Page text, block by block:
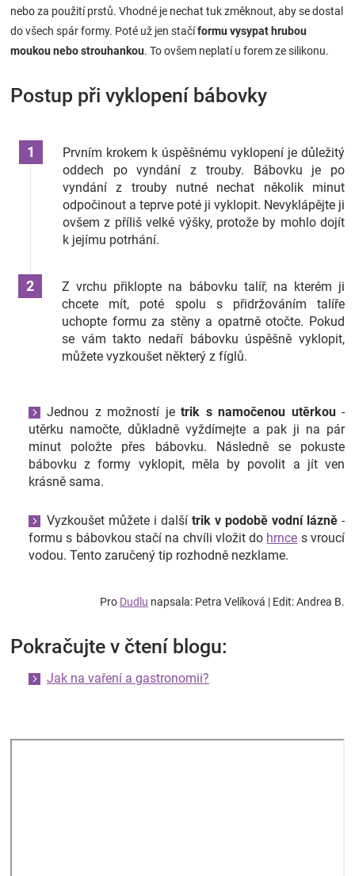
nebo za použití prstů. Vhodné je nechat tuk změknout, aby se dostal
do všech spár formy. Poté už jen stačíformu vysypat hrubou
moukou nebo strouhankou. To ovšem neplatí u forem ze silikonu.
Postup při vyklopení bábovky
Prvním krokem k úspěšnému vyklopení je důležitý
oddech po vyndání z trouby. Bábovku je po
vyndání z trouby nutné nechat několik minut
odpočinout a teprve poté ji vyklopit. Nevyklápějte ji
ovšem z příliš velké výšky, protože by mohlo dojít
k jejímu potrhání.
Z vrchu přiklopte na bábovku talíř, na kterém ji
chcete mít, poté spolu s přidržováním talíře
uchopte formu za stěny a opatrně otočte. Pokud
se vám takto nedaří bábovku úspěšně vyklopit,
můžete vyzkoušet některý z fíglů.
Jednou z možností je trik s namočenou utěrkou-
utěrku namočte, důkladně vyždímejte a pak ji na pár
minut položte přes bábovku. Následně se pokuste
bábovku z formy vyklopit, měla by povolit a jít ven
krásně sama.
Vyzkoušet můžete i další trik v podobě vodní lázně -
formu s bábovkou stačí na chvíli vložit do hrnce s vroucí
vodou. Tento zaručený tip rozhodně nezklame.
Pro Dudlu napsala: Petra Velíková | Edit: Andrea B.
Pokračujte v čtení blogu:
Jak na vaření a gastronomii?